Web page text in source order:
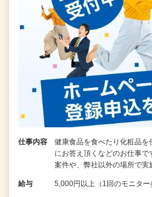
仕事内容
健康食品を食べたり化粧品を
にお答え頂くなどのお仕事
案件や、弊社以外の場所で
給与 5,000円以上（1回のモニタ